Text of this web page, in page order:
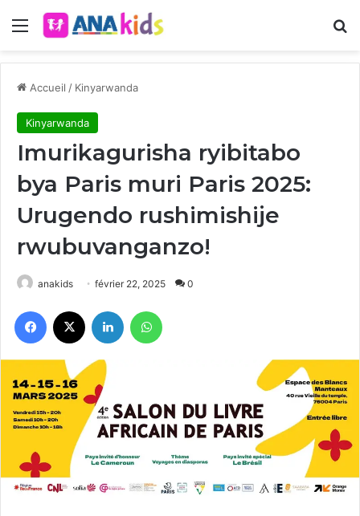
Menu
Accueil / Kinyarwanda
Kinyarwanda
Imurikagurisha ryibitabo
bya Paris muri Paris 2025:
Urugendo rushimishije
rwubuvanganzo!
anakids février 22, 2025 0
Facebook Linkedin